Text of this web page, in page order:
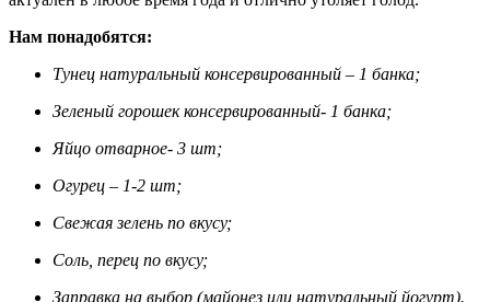
Нам понадобятся:
Тунец натуральный консервированный – 1 банка;
Зеленый горошек консервированный- 1 банка;
Яйцо отварное- 3 шт;
Огурец – 1-2 шт;
Свежая зелень по вкусу;
Соль, перец по вкусу;
Заправка на выбор (майонез или натуральный йогурт).